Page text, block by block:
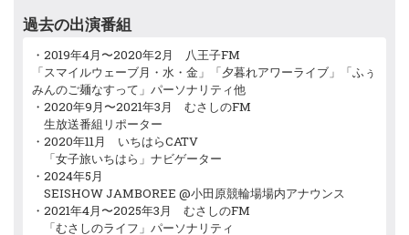
メッセージテーマはX(旧Twitter)にて告知いたします。 地域の情
報、全国のニュース、交通情報、気象情報、にっこりニュース、今
週の注目プレスリリース、今夜の一杯、他
2026.7.7
むさしのFM☆7/8(水)16時から18時59分まで生放
送「Groovin'水曜日」にパーソナリティとして出
演します。
メッセージテーマはX(旧Twitter)にて告知いたします。 地域の情
報、全国のニュース、交通情報、気象情報、にっこりニュース、今
過去の出演番組
・2019年4月〜2020年2月 八王子FM
「スマイルウェーブ月・水・金」「夕暮れアワーライブ」「ふぅ
みんのご麺なすって」パーソナリティ他
・2020年9月〜2021年3月 むさしのFM
生放送番組リポーター
・2020年11月 いちはらCATV
「女子旅いちはら」ナビゲーター
・2024年5月
SEISHOW JAMBOREE @小田原競輪場場内アナウンス
・2021年4月〜2025年3月 むさしのFM
「むさしのライフ」パーソナリティ